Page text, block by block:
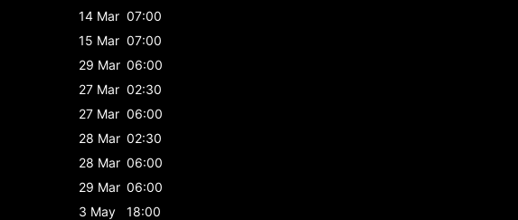
14 Mar 07:00
15 Mar 07:00
29 Mar 06:00
27 Mar 02:30
27 Mar 06:00
28 Mar 02:30
28 Mar 06:00
29 Mar 06:00
3 May
18:00